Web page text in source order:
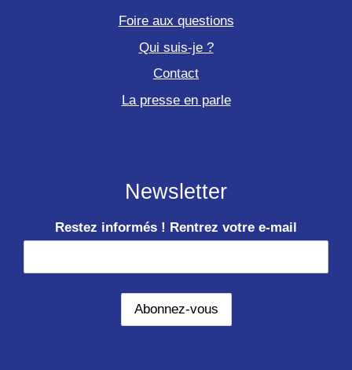
Foire aux questions
Qui suis-je ?
Contact
La presse en parle
Newsletter
Restez informés ! Rentrez votre e-mail